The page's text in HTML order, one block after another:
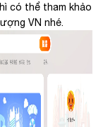
có thể tham khảo
VN nhé.